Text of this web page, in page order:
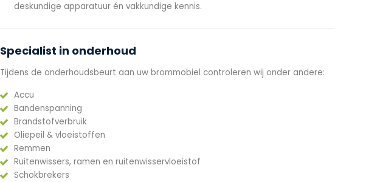
deskundige apparatuur én vakkundige kennis.
Specialist in onderhoud
Tijdens de onderhoudsbeurt aan uw brommobiel controleren wij onder andere:
Accu
Bandenspanning
Brandstofverbruik
Oliepeil & vloeistoffen
Remmen
Ruitenwissers, ramen en ruitenwisservloeistof
Schokbrekers